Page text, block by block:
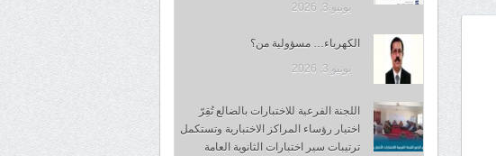
يونيو 3, 2026
الكهرباء… مسؤولية من؟
يونيو 3, 2026
اللجنة الفرعية للاختبارات بالضالع تُقِرّ
اختيار رؤساء المراكز الاختبارية وتستكمل
ترتيبات سير اختبارات الثانوية العامة